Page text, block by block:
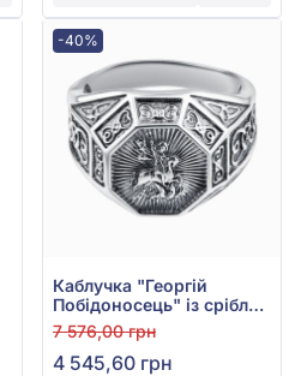
-40%
Каблучка "Георгій
Побідоносець" із срібла
925° без вставки, арт.
Георгій Побідоносець
7 576,00 грн
4 545,60 грн